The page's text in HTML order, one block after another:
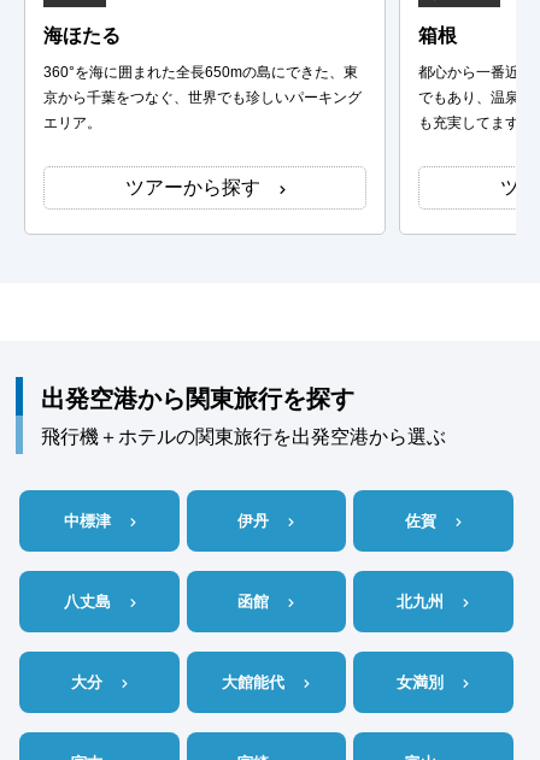
海ほたる
360°を海に囲まれた全長650mの島にできた、東
京から千葉をつなぐ、世界でも珍しいパーキング
エリア。
ツアーから探す
箱根
都心から一番近い
でもあり、温泉や
も充実してます。
ツ
出発空港から関東旅行を探す
飛行機＋ホテルの関東旅行を出発空港から選ぶ
中標津 伊丹 佐賀
八丈島 函館 北九州
大分 大館能代 女満別